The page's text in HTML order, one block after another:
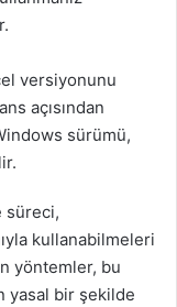
versiyonunu
açısından
sürümü,
süreci,
kullanabilmeleri
yöntemler, bu
yasal bir şekilde